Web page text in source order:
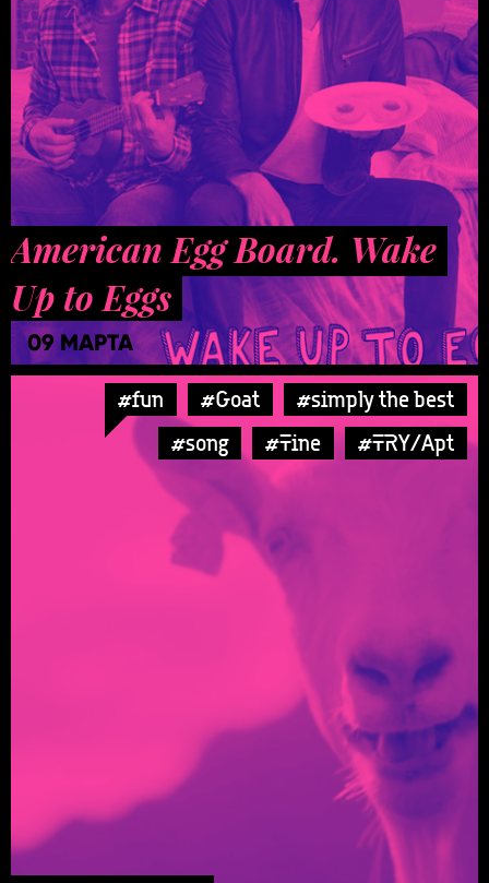
American Egg Board. Wake
Up to Eggs
09 МАРТА
#fun #Goat
#simply the best
#song
#Tine #TRY/Apt